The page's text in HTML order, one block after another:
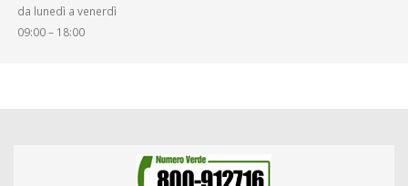
da lunedì a venerdì
09:00 – 18:00